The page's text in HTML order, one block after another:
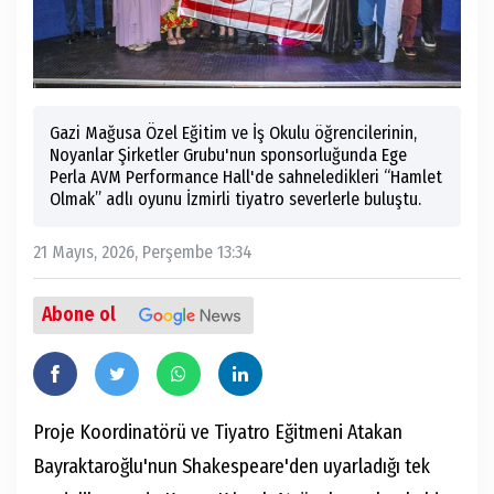
Gazi Mağusa Özel Eğitim ve İş Okulu öğrencilerinin,
Noyanlar Şirketler Grubu'nun sponsorluğunda Ege
Perla AVM Performance Hall'de sahneledikleri “Hamlet
Olmak” adlı oyunu İzmirli tiyatro severlerle buluştu.
21 Mayıs, 2026, Perşembe 13:34
Abone ol
Proje Koordinatörü ve Tiyatro Eğitmeni Atakan
Bayraktaroğlu'nun Shakespeare'den uyarladığı tek